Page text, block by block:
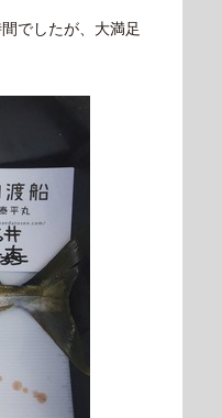
でしたが、大満足